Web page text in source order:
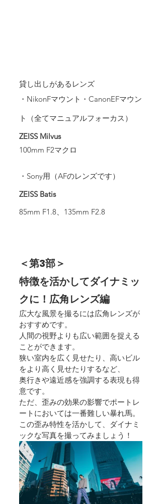
貸し出しがあるレンズ
・NikonFマウント・CanonEFマウン
ト（全てマニュアルフォーカス）
ZEISS Milvus
100mm F2マクロ
・Sony用（AFのレンズです）
ZEISS Batis
85mm F1.8、135mm F2.8
＜第3部＞
特徴を活かしてダイナミッ
クに！広角レンズ編
広大な風景を撮るには広角レンズが
おすすめです。
人間の視野よりも広い範囲を捉える
ことができます。
狭い室内を広く見せたり、高いビル
をより高く見せたりするなど、
奥行きや遠近感を強調する表現も得
意です。
ただ、歪みの効果の影響でポートレ
ートにおいては一番難しい暴れ馬。
この歪み特性を活かして、ダイナミ
ックな写真を撮ってみましょう！